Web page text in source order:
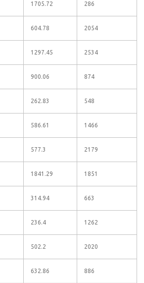
1705.72 286
604.78 2054
1297.45 2534
900.06 874
262.83 548
586.61 1466
577.3 2179
1841.29 1851
314.94 663
236.4 1262
502.2 2020
632.86 886